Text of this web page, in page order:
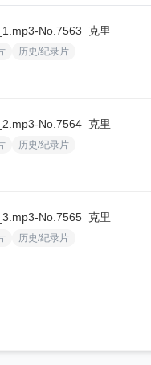
-No.7563 克里
历史/纪录片
-No.7564 克里
历史/纪录片
-No.7565 克里
历史/纪录片